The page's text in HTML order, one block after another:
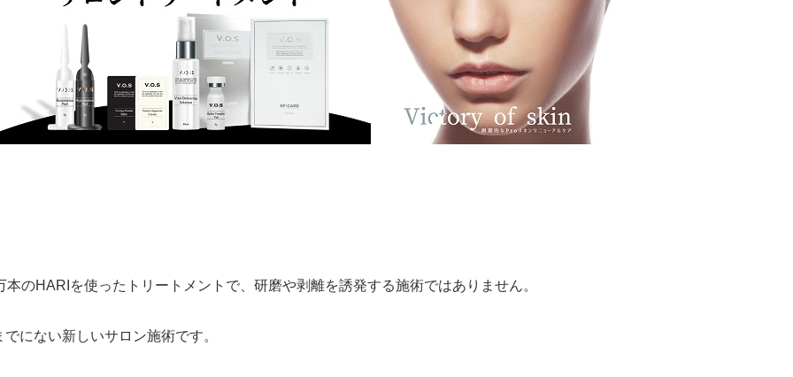
本のHARIを使ったトリートメントで、研磨や剥離を誘発する施術ではありません。
でにない新しいサロン施術です。